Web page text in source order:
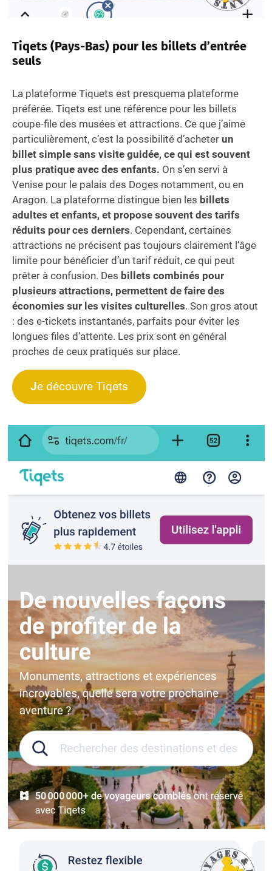
Tiqets (Pays-Bas) pour les billets d’entrée
seuls
La plateforme Tiquets est presquema plateforme
préférée. Tiqets est une référence pour les billets
coupe-file des musées et attractions. Ce que j’aime
particulièrement, c’est la possibilité d’acheter un
billet simple sans visite guidée, ce qui est souvent
plus pratique avec des enfants. On s’en servi à
Venise pour le palais des Doges notamment, ou en
Aragon. La plateforme distingue bien les billets
adultes et enfants, et propose souvent des tarifs
réduits pour ces derniers. Cependant, certaines
attractions ne précisent pas toujours clairement l’âge
limite pour bénéficier d’un tarif réduit, ce qui peut
prêter à confusion. Des billets combinés pour
plusieurs attractions, permettent de faire des
économies sur les visites culturelles. Son gros atout
: des e-tickets instantanés, parfaits pour éviter les
longues files d’attente. Les prix sont en général
proches de ceux pratiqués sur place.
Je découvre Tiqets